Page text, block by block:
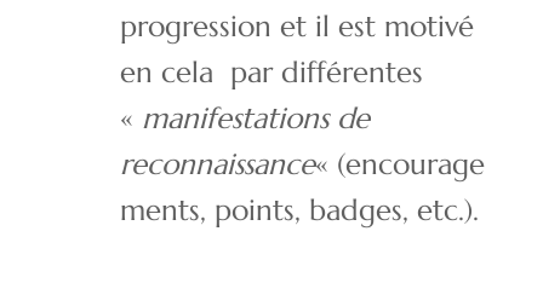
progression et il est motivé
en cela par différentes
« manifestations de
reconnaissance« (encourage
ments, points, badges, etc.).